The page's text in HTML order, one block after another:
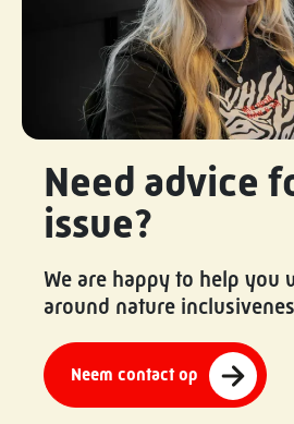
Need advice
issue?
We are happy to help you
around nature
Neem contact op